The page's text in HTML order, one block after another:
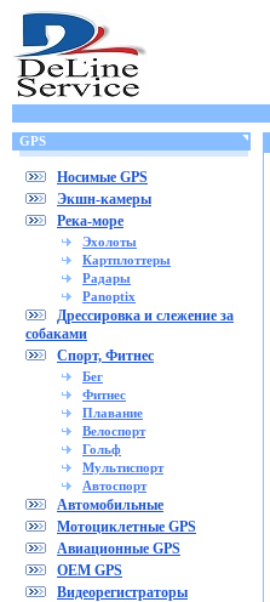
GPS
Носимые GPS
Экшн-камеры
Река-море
Эхолоты
Картплоттеры
Радары
Panoptix
Дрессировка и слежение за
собаками
Спорт, Фитнес
Бег
Фитнес
Плавание
Велоспорт
Гольф
Мультиспорт
Автоспорт
Автомобильные
Мотоциклетные GPS
Авиационные GPS
OEM GPS
Видеорегистраторы